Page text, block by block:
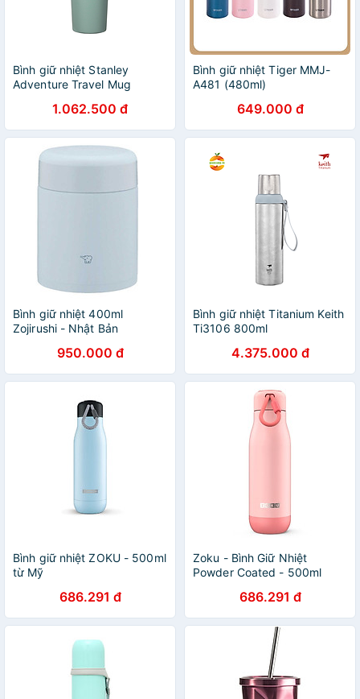
Bình giữ nhiệt Stanley
Adventure Travel Mug
1.062.500 đ
Bình giữ nhiệt Tiger MMJ-
A481 (480ml)
649.000 đ
Bình giữ nhiệt 400ml
Zojirushi - Nhật Bản
950.000 đ
Bình giữ nhiệt Titanium Keith
Ti3106 800ml
4.375.000 đ
Bình giữ nhiệt ZOKU - 500ml
từ Mỹ
686.291 đ
Zoku - Bình Giữ Nhiệt
Powder Coated - 500ml
686.291 đ